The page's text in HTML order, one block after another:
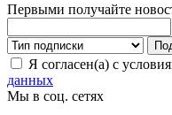
Первыми получайте
Я согласен(а) с
данных
Мы в соц. сетях